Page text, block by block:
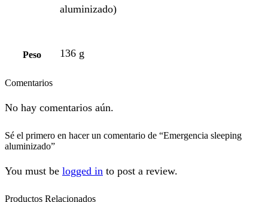
aluminizado)
Peso 136 g
Comentarios
No hay comentarios aún.
Sé el primero en hacer un comentario de “Emergencia sleeping
aluminizado”
You must be logged in to post a review.
Productos Relacionados